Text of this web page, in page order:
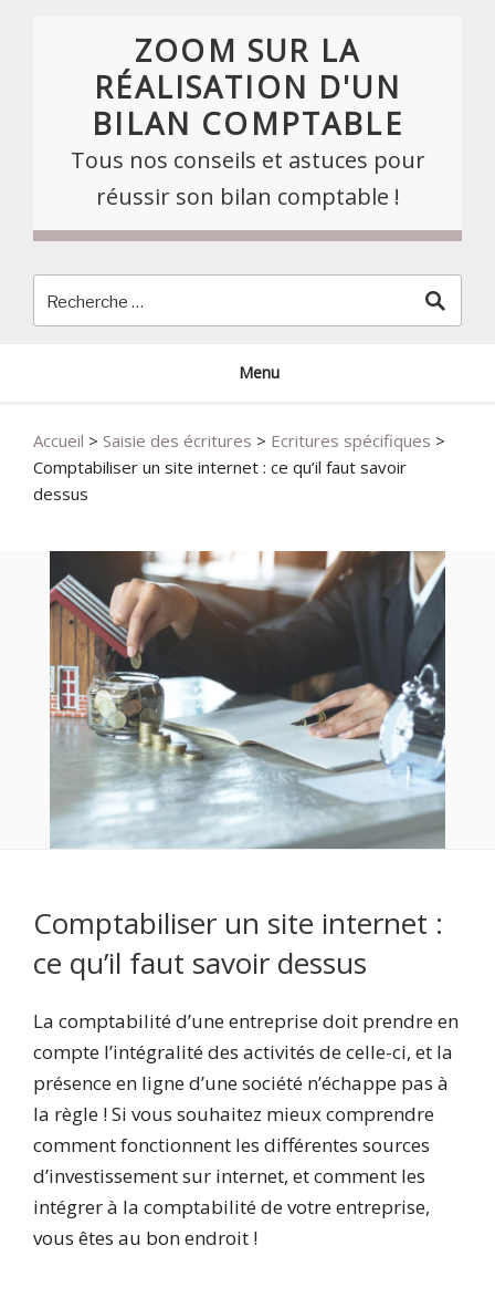
ZOOM SUR LA
RÉALISATION D'UN
BILAN COMPTABLE
Tous nos conseils et astuces pour
réussir son bilan comptable !
Menu
Accueil > Saisie des écritures > Ecritures spécifiques >
Comptabiliser un site internet : ce qu’il faut savoir
dessus
Comptabiliser un site internet :
ce qu’il faut savoir dessus
La comptabilité d’une entreprise doit prendre en
compte l’intégralité des activités de celle-ci, et la
présence en ligne d’une société n’échappe pas à
la règle ! Si vous souhaitez mieux comprendre
comment fonctionnent les différentes sources
d’investissement sur internet, et comment les
intégrer à la comptabilité de votre entreprise,
vous êtes au bon endroit !